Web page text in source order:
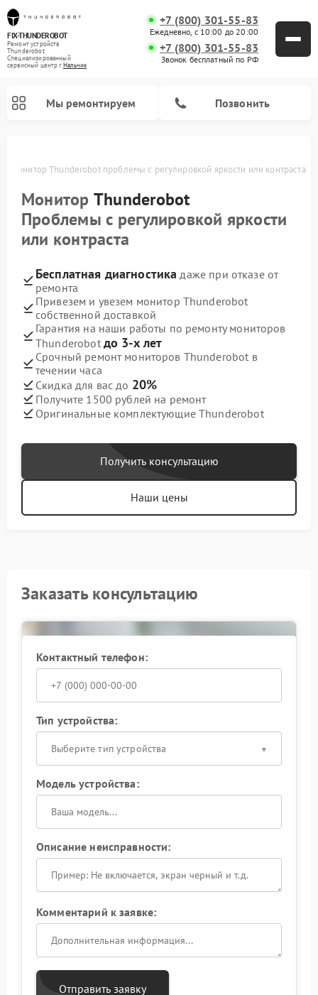
FIX-THUNDEROBOT
Ремонт устройств
Thunderobot
Специализированный
cервисный центр г.Нальчик
+7 (800) 301-55-83
Ежедневно, с 10:00 до 20:00
+7 (800) 301-55-83
Звонок бесплатный по РФ
Мы ремонтируем Позвонить
Монитор Thunderobot проблемы с регулировкой яркости или контраста
Монитор Thunderobot
Проблемы с регулировкой яркости
или контраста
Бесплатная диагностика даже при отказе от
ремонта
Привезем и увезем монитор Thunderobot
собственной доставкой
Гарантия на наши работы по ремонту мониторов
Thunderobot до 3-х лет
Срочный ремонт мониторов Thunderobot в
течении часа
Скидка для вас до 20%
Получите 1500 рублей на ремонт
Оригинальные комплектующие Thunderobot
Получить консультацию
Наши цены
Заказать консультацию
Контактный телефон:
Тип устройства:
Выберите тип устройства
Модель устройства:
Описание неисправности:
Комментарий к заявке:
Отправить заявку